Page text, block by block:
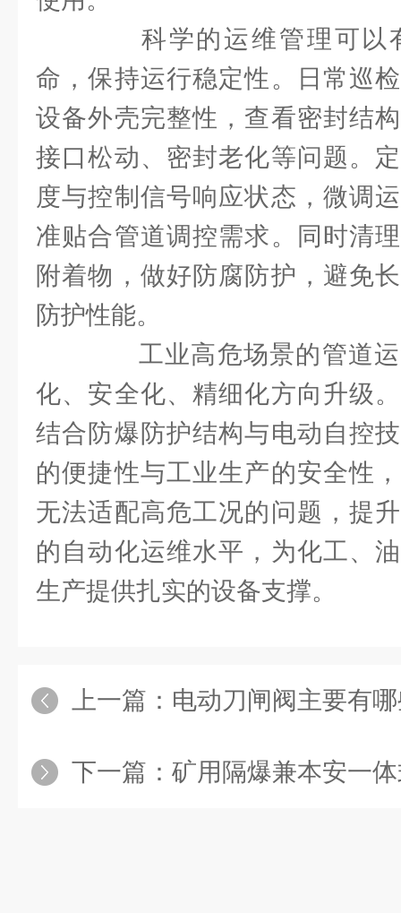
科学的运维管理可以
命，保持运行稳定性。日常巡
设备外壳完整性，查看密封结
接口松动、密封老化等问题。
度与控制信号响应状态，微调
准贴合管道调控需求。同时清
附着物，做好防腐防护，避免
防护性能。
工业高危场景的管道运
化、安全化、精细化方向升级。
结合防爆防护结构与电动自控
的便捷性与工业生产的安全性
无法适配高危工况的问题，提
的自动化运维水平，为化工、
生产提供扎实的设备支撑。
上一篇： 电动刀闸阀主要有
下一篇： 矿用隔爆兼本安一体式电动